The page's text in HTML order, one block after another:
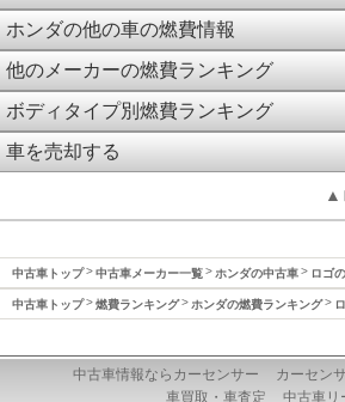
ホンダの他の車の燃費情報
他のメーカーの燃費ランキング
ボディタイプ別燃費ランキング
車を売却する
▲
中古車トップ 中古車メーカー一覧 ホンダの中古車 ロゴ
中古車トップ 燃費ランキング ホンダの燃費ランキング
中古車情報ならカーセンサー
カーセン
車買取・車査定
中古車リ